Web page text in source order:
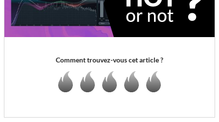
Comment trouvez-vous cet article ?